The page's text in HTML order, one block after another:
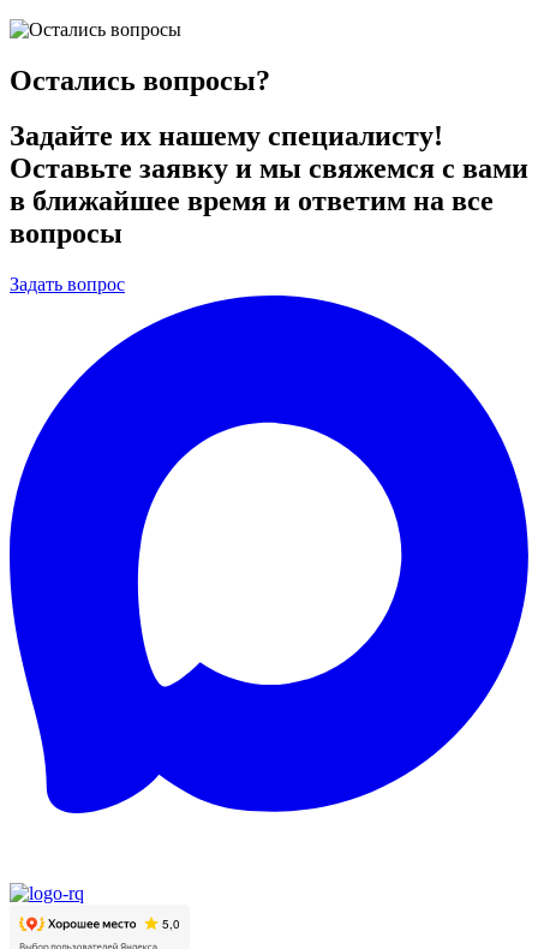
Остались вопросы?
Задайте их нашему специалисту!
Оставьте заявку и мы свяжемся с вами
в ближайшее время и ответим на все
вопросы
Задать вопрос